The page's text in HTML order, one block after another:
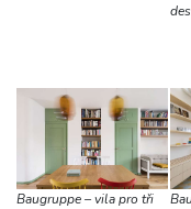
Baugruppe – vila pro tři